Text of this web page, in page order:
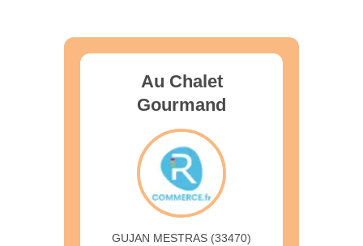
Au Chalet
Gourmand
GUJAN MESTRAS (33470)